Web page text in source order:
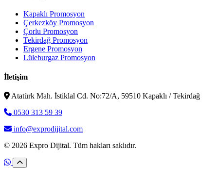
Kapaklı Promosyon
Çerkezköy Promosyon
Çorlu Promosyon
Tekirdağ Promosyon
Ergene Promosyon
Lüleburgaz Promosyon
İletişim
Atatürk Mah. İstiklal Cd. No:72/A, 59510 Kapaklı / Tekirdağ
0530 313 59 39
info@exprodijital.com
© 2026 Expro Dijital. Tüm hakları saklıdır.